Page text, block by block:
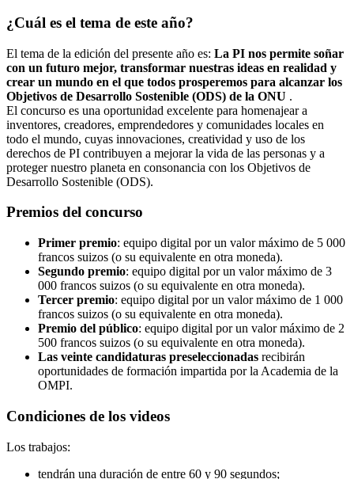
¿Cuál es el tema de este año?
El tema de la edición del presente año es: La PI nos permite soñar
con un futuro mejor, transformar nuestras ideas en realidad y
crear un mundo en el que todos prosperemos para alcanzar los
Objetivos de Desarrollo Sostenible (ODS) de la ONU .
El concurso es una oportunidad excelente para homenajear a
inventores, creadores, emprendedores y comunidades locales en
todo el mundo, cuyas innovaciones, creatividad y uso de los
derechos de PI contribuyen a mejorar la vida de las personas y a
proteger nuestro planeta en consonancia con los Objetivos de
Desarrollo Sostenible (ODS).
Premios del concurso
Primer premio: equipo digital por un valor máximo de 5 000
francos suizos (o su equivalente en otra moneda).
Segundo premio: equipo digital por un valor máximo de 3
000 francos suizos (o su equivalente en otra moneda).
Tercer premio: equipo digital por un valor máximo de 1 000
francos suizos (o su equivalente en otra moneda).
Premio del público: equipo digital por un valor máximo de 2
500 francos suizos (o su equivalente en otra moneda).
Las veinte candidaturas preseleccionadas recibirán
oportunidades de formación impartida por la Academia de la
OMPI.
Condiciones de los videos
Los trabajos:
tendrán una duración de entre 60 y 90 segundos;